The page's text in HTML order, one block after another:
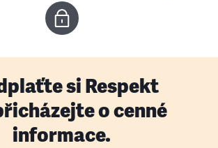
si Respekt
o cenné
informace.